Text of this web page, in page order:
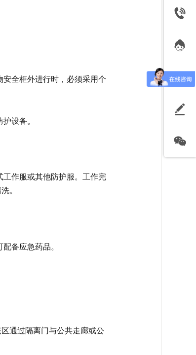
全柜外进行时，必须采用个
设备。
作服或其他防护服。工作完
。
备应急药品。
通过隔离门与公共走廊或公